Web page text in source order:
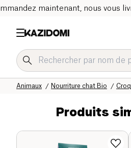
maintenant, nous vous
Nourriture chat Bio
Animaux
Notre catalogue bio
Accueil
Produits